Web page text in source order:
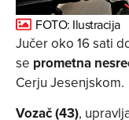
FOTO: Ilustracija
Jučer oko 16 sati
se prometna
Cerju Jesenjskom.
Vozač (43),